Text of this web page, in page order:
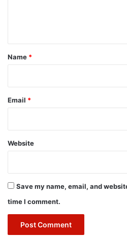
*
Name *
Email *
Website
Save my name, email, and
time I comment.